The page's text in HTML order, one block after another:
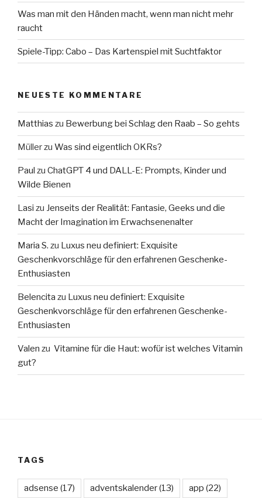
Was man mit den Händen macht, wenn man nicht mehr
raucht
Spiele-Tipp: Cabo – Das Kartenspiel mit Suchtfaktor
NEUESTE KOMMENTARE
Matthias zu Bewerbung bei Schlag den Raab – So gehts
Müllerzu Was sind eigentlich OKRs?
Paul zu ChatGPT 4 und DALL-E: Prompts, Kinder und
Wilde Bienen
Lasi zu Jenseits der Realität: Fantasie, Geeks und die
Macht der Imagination im Erwachsenenalter
Maria S. zu Luxus neu definiert: Exquisite
Geschenkvorschläge für den erfahrenen Geschenke-
Enthusiasten
Belencita zu Luxus neu definiert: Exquisite
Geschenkvorschläge für den erfahrenen Geschenke-
Enthusiasten
Valen zu Vitamine für die Haut: wofür ist welches Vitamin
gut?
TAGS
adsense (17) adventskalender(13) app (22)